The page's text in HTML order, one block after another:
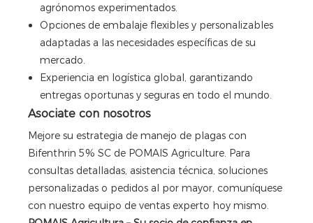
agrónomos experimentados.
Opciones de embalaje flexibles y personalizables
adaptadas a las necesidades específicas de su
mercado.
Experiencia en logística global, garantizando
entregas oportunas y seguras en todo el mundo.
Asociate con nosotros
Mejore su estrategia de manejo de plagas con
Bifenthrin 5% SC de POMAIS Agriculture. Para
consultas detalladas, asistencia técnica, soluciones
personalizadas o pedidos al por mayor, comuníquese
con nuestro equipo de ventas experto hoy mismo.